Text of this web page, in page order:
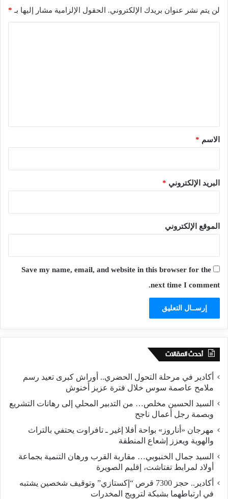
لن يتم نشر عنوان بريدك الإلكتروني. الحقول الإلزامية مشار إليها بـ *
*الاسم *
البريد الإلكتروني *
الموقع الإلكتروني
Save my name, email, and website in this browser for the
next time I comment.
أحدث المقالات
أكادير في مرحلة التحول الحضري.. أوراش كبرى تعيد رسم
ملامح عاصمة سوس خلال فترة عزيز أخنوش
السيد الحسين مخلص… من التدبير المحلي إلى رهانات التشريع
وبصمة رجل أعمال ناجح
مهرجان «أناروز» بواحة أفلا إغير ـ تافراوت يحتفي بالتراث
والهوية ويعزز إشعاع المنطقة
السيد جمال الخنبوبي… مقاربة القرب ورهان التنمية بجماعة
أولاد لمرابط تفتاشت، إقليم الصويرة
أكادير.. حجز 7300 قرص “إكستازي” وتوقيف شخصين يشتبه
في ارتباطهما بشبكة لترويج المخدرات